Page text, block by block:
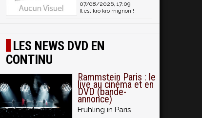
07/08/2026, 17:09
Il est kro kro mignon !
LES NEWS DVD EN
CONTINU
Rammstein Paris : le
live au cinéma et en
DVD (bande-
annonce)
Frühling in Paris